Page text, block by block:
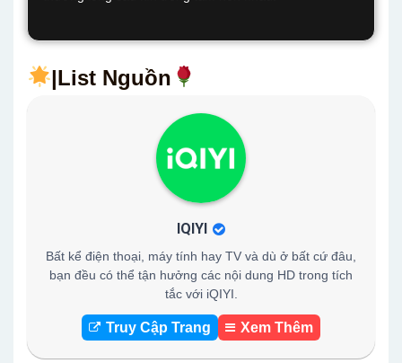
|List Nguồn
IQIYI
Bất kể điện thoại, máy tính hay TV và dù ở bất cứ đâu,
bạn đều có thể tận hưởng các nội dung HD trong tích
tắc với iQIYI.
Truy Cập Trang Xem Thêm